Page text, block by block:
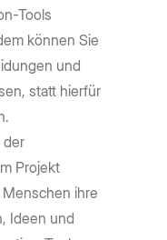
Tools
können Sie
und
statt hierfür
der
Projekt
ihre
Ideen und